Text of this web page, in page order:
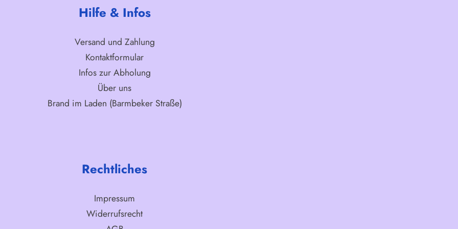
Hilfe & Infos
Versand und Zahlung
Kontaktformular
Infos zur Abholung
Über uns
Brand im Laden (Barmbeker Straße)
Rechtliches
Impressum
Widerrufsrecht